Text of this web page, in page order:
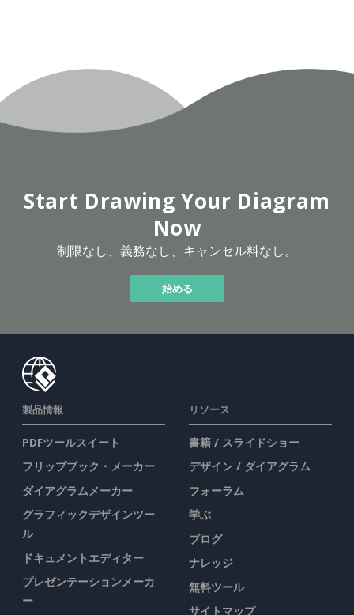
Start Drawing Your Diagram
Now
制限なし、義務なし、キャンセル料なし。
始める
製品情報
PDFツールスイート
フリップブック・メーカー
ダイアグラムメーカー
グラフィックデザインツー
ル
ドキュメントエディター
プレゼンテーションメーカ
ー
リソース
書籍 / スライドショー
デザイン / ダイアグラム
フォーラム
学ぶ
ブログ
ナレッジ
無料ツール
サイトマップ